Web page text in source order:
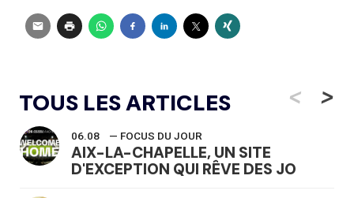
TOUS LES ARTICLES <
06.08 — FOCUS DU JOUR
AIX-LA-CHAPELLE, UN SITE
D'EXCEPTION QUI RÊVE DES JO
>